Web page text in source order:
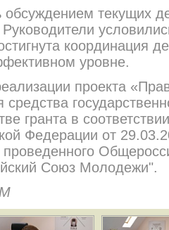
обсуждением текущих
координация
уровне.
проекта
средства
гранта в
Федерации от
проведенного
Союз Молодежи".